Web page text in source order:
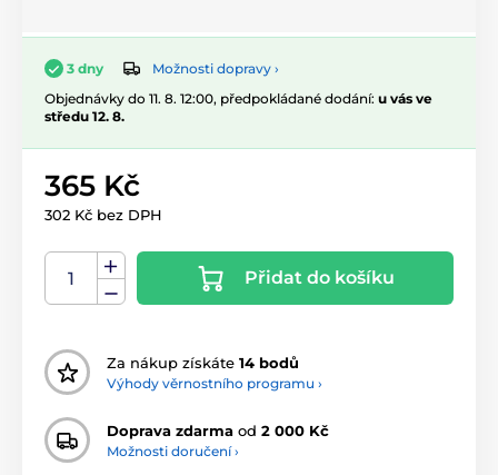
3 dny
Možnosti dopravy ›
Objednávky do 11. 8. 12:00, předpokládané dodání: u vás ve
středu 12. 8.
365 Kč
302 Kč bez DPH
Přidat do košíku
Za nákup získáte 14 bodů
Výhody věrnostního programu ›
Doprava zdarma od 2 000 Kč
Možnosti doručení ›